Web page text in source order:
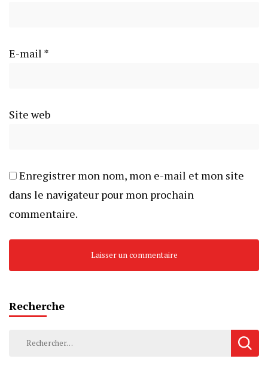
E-mail *
Site web
Enregistrer mon nom, mon e-mail et mon site
dans le navigateur pour mon prochain
commentaire.
Recherche
Rechercher :